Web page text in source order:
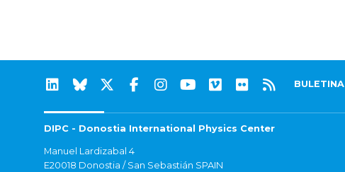
BULETINA
DIPC - Donostia International Physics Center
Manuel Lardizabal 4
E20018 Donostia / San Sebastián SPAIN